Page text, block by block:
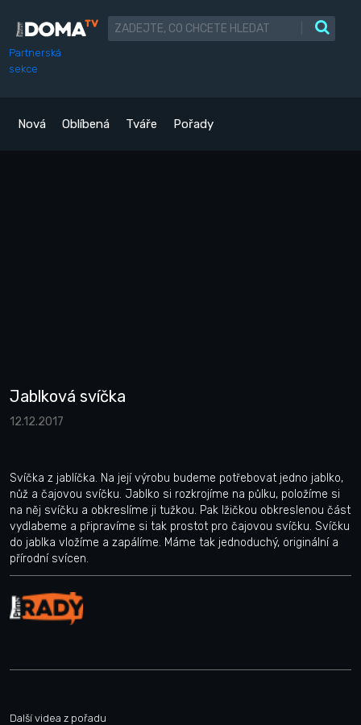
Partnerská
sekce
Nová Oblíbená Tváře Pořady
Jablková svíčka
12.12.2017
Svíčka z jablíčka. Na její výrobu budeme potřebovat jedno jablko,
nůž a čajovou svíčku. Jablko si rozkrojíme na půlku, položíme si
na něj svíčku a obkreslíme ji tužkou. Pak lžičkou obkreslenou část
vydlabeme a připravíme si tak prostot pro čajovou svíčku. Svíčku
do jablka vložíme a zapálíme. Máme tak jednoduchý, originální a
přírodní svícen.
Další videa z pořadu